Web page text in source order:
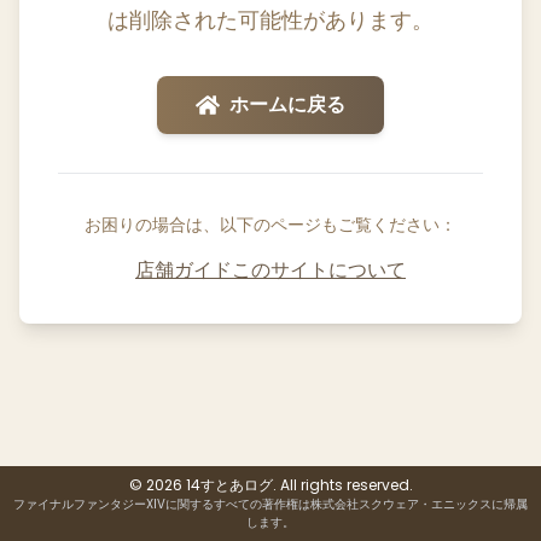
は削除された可能性があります。
ホームに戻る
お困りの場合は、以下のページもご覧ください：
店舗ガイドこのサイトについて
© 2026 14すとあログ. All rights reserved.
ファイナルファンタジーXIVに関するすべての著作権は株式会社スクウェア・エニックスに帰属
します。